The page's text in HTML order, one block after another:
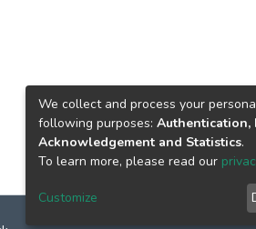
We collect and process your
following purposes: Authentication,
Acknowledgement and Statistics.
To learn more, please read our
Customize